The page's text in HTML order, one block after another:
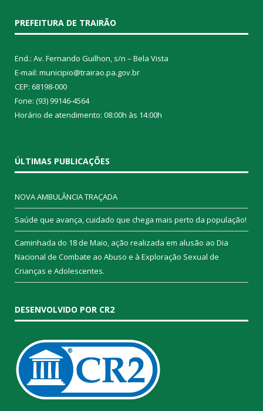
PREFEITURA DE TRAIRÃO
End.: Av. Fernando Guilhon, s/n – Bela Vista
E-mail: municipio@trairao.pa.gov.br
CEP: 68198-000
Fone: (93) 99146-4564
Horário de atendimento: 08:00h às 14:00h
ÚLTIMAS PUBLICAÇÕES
NOVA AMBULÂNCIA TRAÇADA
Saúde que avança, cuidado que chega mais perto da população!
Caminhada do 18 de Maio, ação realizada em alusão ao Dia
Nacional de Combate ao Abuso e à Exploração Sexual de
Crianças e Adolescentes.
DESENVOLVIDO POR CR2